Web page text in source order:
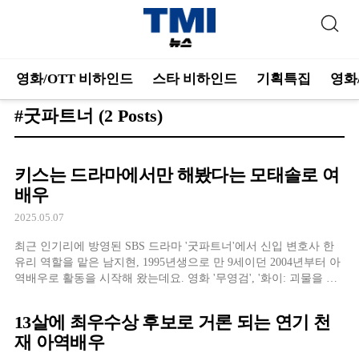
영화/OTT 비하인드 스타 비하인드 기획특집 영
#굿파트너 (2 Posts)
키스는 드라마에서만 해봤다는 모태솔로 여
배우
2025.05.07
최근 인기리에 방영된 SBS 드라마 '굿파트너'에서 신입 변호사 한
유리 역할을 맡은 남지현, 1995년생으로 만 9세이던 2004년부터 아
역배우로 활동을 시작해 왔는데요. 영화 '무영검', '화이: 괴물을 삼
서강대학교
13살에 최우수상 후보로 거론 되는 연기 천
재 아역배우